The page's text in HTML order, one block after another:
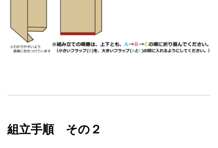
組立手順 その２